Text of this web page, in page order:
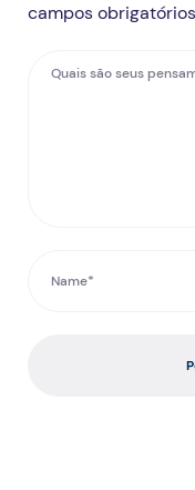
campos